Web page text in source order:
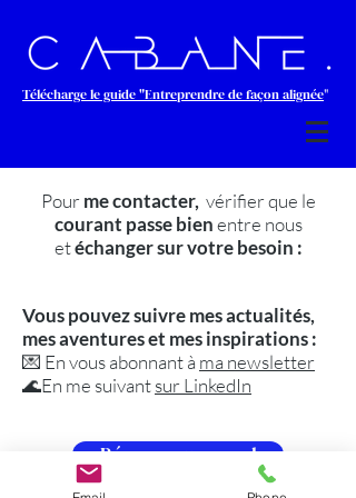
Télécharge le guide "Entreprendre de façon alignée"
Pourme contacter, vérifier que le
courant passe bienentre nous
etéchanger sur votre besoin :
Vous pouvez suivre mes actualités,
mes aventures et mes inspirations :
💌 En vous abonnant à ma newsletter
🌊En me suivantsur LinkedIn
Réserver un appel